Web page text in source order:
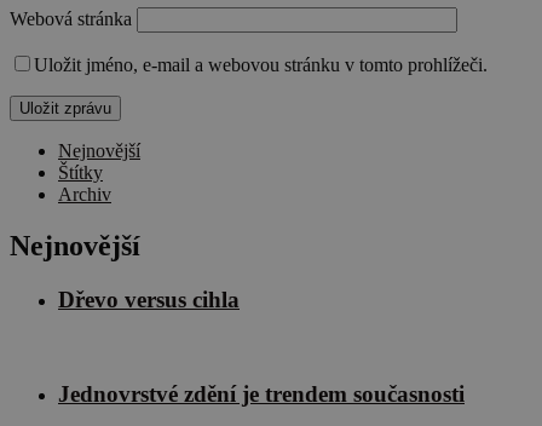
Webová stránka
Uložit jméno, e-mail a webovou stránku v tomto prohlížeči.
Nejnovější
Štítky
Archiv
Nejnovější
Dřevo versus cihla
Jednovrstvé zdění je trendem současnosti